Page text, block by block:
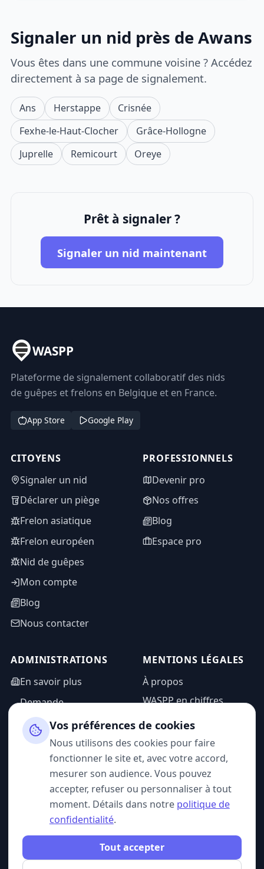
Signaler un nid près de Awans
Vous êtes dans une commune voisine ? Accédez
directement à sa page de signalement.
Ans Herstappe
Crisnée
Fexhe-le-Haut-Clocher
Grâce-Hollogne
Juprelle
Remicourt Oreye
Prêt à signaler ?
Signaler un nid maintenant
WASPP
Plateforme de signalement collaboratif des nids
de guêpes et frelons en Belgique et en France.
App Store Google Play
CITOYENS
Signaler un nid
Déclarer un piège
Frelon asiatique
Frelon européen
Nid de guêpes
Mon compte
Blog
Nous contacter
PROFESSIONNELS
Devenir pro
Nos offres
Blog
Espace pro
ADMINISTRATIONS
En savoir plus
Demande
d'information
Espace admin
MENTIONS LÉGALES
À propos
WASPP en chiffres
Mentions légales
Politique de
confidentialité
CGU
SUIVEZ-NOUS
Vos préférences de cookies
Nous utilisons des cookies pour faire
fonctionner le site et, avec votre accord,
mesurer son audience. Vous pouvez
accepter, refuser ou personnaliser à tout
moment. Détails dans notre politique de
confidentialité.
Tout accepter